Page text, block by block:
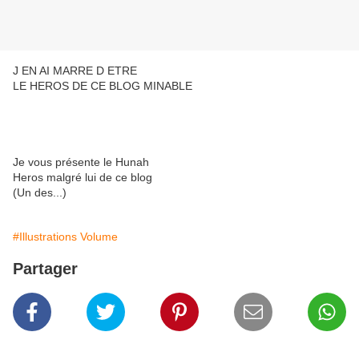
J EN AI MARRE D ETRE
LE HEROS DE CE BLOG MINABLE
Je vous présente le Hunah
Heros malgré lui de ce blog
(Un des...)
#Illustrations Volume
Partager